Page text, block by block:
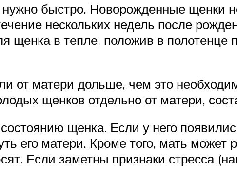
быстро. Новорожденные щенки
нескольких недель после
щенка в тепле, положив в полотенце
от матери дольше, чем это
щенков отдельно от матери,
щенка. Если у него
его матери. Кроме того, мать может
Если заметны признаки стресса